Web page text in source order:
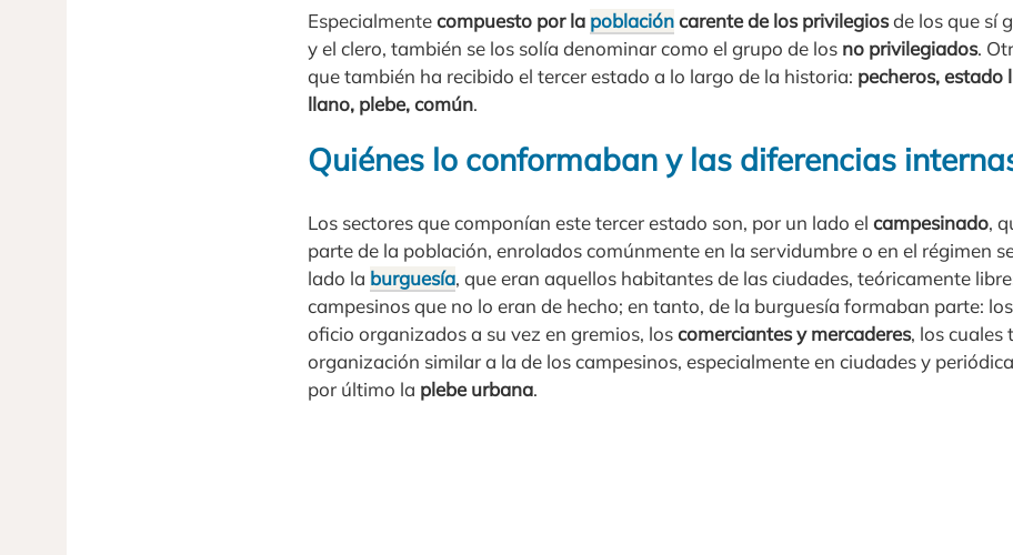
Especialmentecompuesto por la poblacióncarente de los privilegiosde los que sí
y el clero, también se los solía denominar como el grupo de los no privilegiados.
que también ha recibido el tercer estado a lo largo de la historia: pecheros, estado
llano, plebe, común.
Quiénes lo conformaban y las diferencias
Los sectores que componían este tercer estado son, por un lado el campesinado,
parte de la población, enrolados comúnmente en la servidumbre o en el régimen
lado la burguesía, que eran aquellos habitantes de las ciudades, teóricamente
campesinos que no lo eran de hecho; en tanto, de la burguesía formaban parte: los
oficio organizados a su vez en gremios, loscomerciantes y mercaderes, los cuales
organización similar a la de los campesinos, especialmente en ciudades y
por último la plebe urbana.